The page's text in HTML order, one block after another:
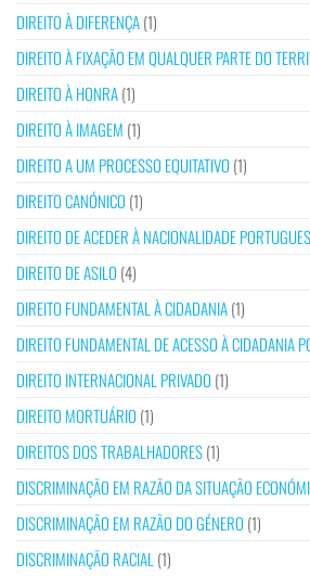
DIREITO À DIFERENÇA(1)
DIREITO À FIXAÇÃO EM QUALQUER PARTE DO
DIREITO À HONRA(1)
DIREITO À IMAGEM (1)
DIREITO A UM PROCESSO EQUITATIVO (1)
DIREITO CANÓNICO (1)
DIREITO DE ACEDER À NACIONALIDADE
DIREITO DE ASILO (4)
DIREITO FUNDAMENTAL À CIDADANIA(1)
DIREITO FUNDAMENTAL DE ACESSO À CIDADANIA
DIREITO INTERNACIONAL PRIVADO (1)
DIREITO MORTUÁRIO (1)
DIREITOS DOS TRABALHADORES(1)
DISCRIMINAÇÃO EM RAZÃO DA SITUAÇÃO
DISCRIMINAÇÃO EM RAZÃO DO GÉNERO (1)
DISCRIMINAÇÃO RACIAL (1)